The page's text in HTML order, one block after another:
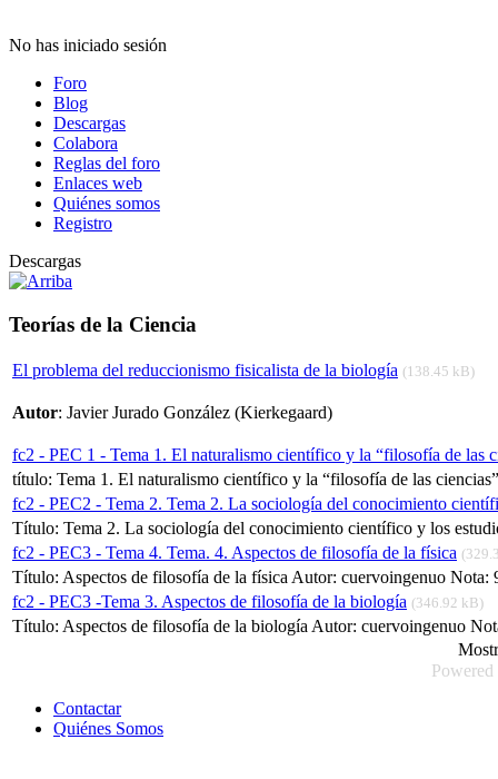
No has iniciado sesión
Foro
Blog
Descargas
Colabora
Reglas del foro
Enlaces web
Quiénes somos
Registro
Descargas
Teorías de la Ciencia
El problema del reduccionismo fisicalista de la biología (138.45 kB)
Autor: Javier Jurado González (Kierkegaard)
fc2 - PEC 1 - Tema 1. El naturalismo científico y la “filosofía de las
título: Tema 1. El naturalismo científico y la “filosofía de las
fc2 - PEC2 - Tema 2. Tema 2. La sociología del conocimiento
Título: Tema 2. La sociología del conocimiento científico y los
fc2 - PEC3 - Tema 4. Tema. 4. Aspectos de filosofía de la física
Título: Aspectos de filosofía de la física Autor: cuervoingenuo Nota:
fc2 - PEC3 -Tema 3. Aspectos de filosofía de la biología (346.92 kB)
Título: Aspectos de filosofía de la biología Autor: cuervoingenuo
Contactar
Quiénes Somos